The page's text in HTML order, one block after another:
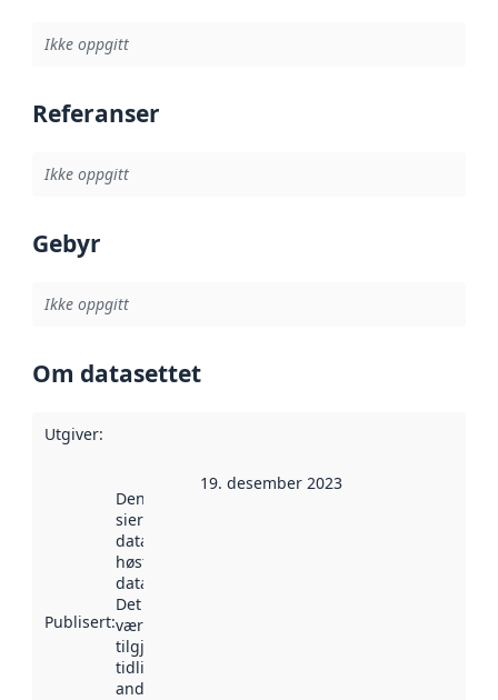
Ikke oppgitt
Referanser
Ikke oppgitt
Gebyr
Ikke oppgitt
Om datasettet
Utgiver:
Publisert:
Denne datoen
sier når
datasettet ble
høstet av
data.norge.no.
Det kan ha
vært
tilgjengelig
tidligere
andre steder.
19. desember 2023